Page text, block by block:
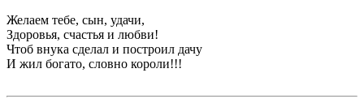
Желаем тебе, сын, удачи,
Здоровья, счастья и любви!
Чтоб внука сделал и построил дачу
И жил богато, словно короли!!!